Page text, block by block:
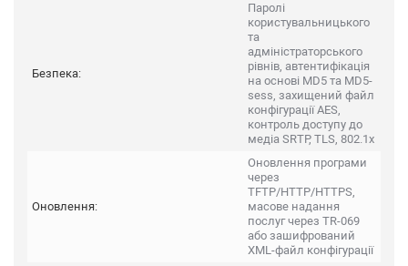
Безпека:
Паролі
користувальницького
та
адміністраторського
рівнів, автентифікація
на основі MD5 та MD5-
sess, захищений файл
конфігурації AES,
контроль доступу до
медіа SRTP, TLS, 802.1x
Оновлення:
Оновлення програми
через
TFTP/HTTP/HTTPS,
масове надання
послуг через TR-069
або зашифрований
XML-файл конфігурації